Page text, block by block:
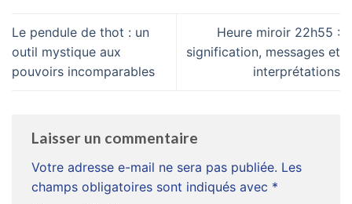
Le pendule de thot : un
outil mystique aux
pouvoirs incomparables
Heure miroir 22h55 :
signification, messages et
interprétations
Laisser un commentaire
Votre adresse e-mail ne sera pas publiée. Les
champs obligatoires sont indiqués avec *